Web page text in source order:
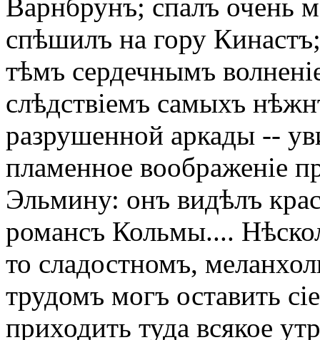
Варнбрунъ; спалъ очень
спѣшилъ на гору
тѣмъ сердечнымъ
слѣдствіемъ самыхъ
разрушенной аркады --
пламенное воображеніе
Эльмину: онъ видѣлъ
романсъ Кольмы....
то сладостномъ,
трудомъ могъ оставить
приходить туда всякое